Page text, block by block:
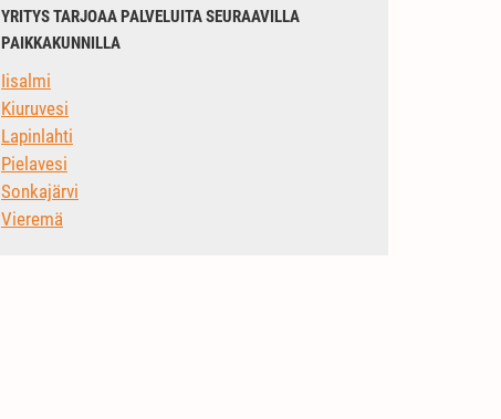
YRITYS TARJOAA PALVELUITA SEURAAVILLA
PAIKKAKUNNILLA
Iisalmi
Kiuruvesi
Lapinlahti
Pielavesi
Sonkajärvi
Vieremä